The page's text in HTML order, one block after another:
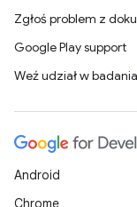
Zgłoś problem z
Google Play support
Weź udział w
Android
Chrome